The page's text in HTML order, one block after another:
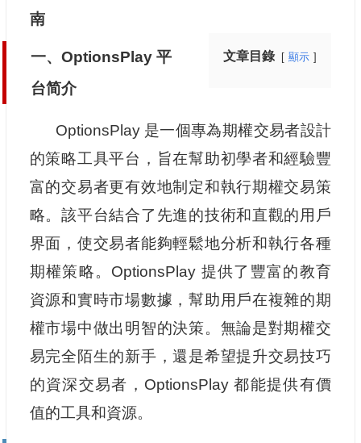
南
文章目錄 顯示
一、OptionsPlay 平
台简介
OptionsPlay 是一個專為期權交易者設計
的策略工具平台，旨在幫助初學者和經驗豐
富的交易者更有效地制定和執行期權交易策
略。該平台結合了先進的技術和直觀的用戶
界面，使交易者能夠輕鬆地分析和執行各種
期權策略。OptionsPlay 提供了豐富的教育
資源和實時市場數據，幫助用戶在複雜的期
權市場中做出明智的決策。無論是對期權交
易完全陌生的新手，還是希望提升交易技巧
的資深交易者，OptionsPlay 都能提供有價
值的工具和資源。